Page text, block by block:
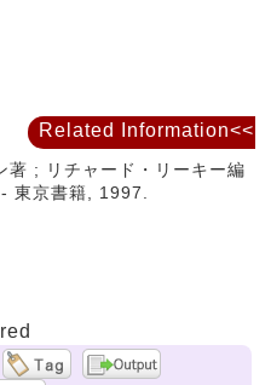
著 ; リチャード・リーキー編
東京書籍, 1997.
Related Information<<